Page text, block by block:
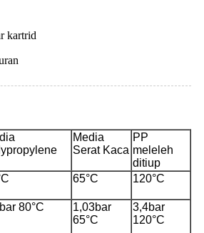
kartrid
Media
Serat Kaca
PP
meleleh
ditiup
65°C 120°C
80°C
1,03bar
65°C
3,4bar
120°C